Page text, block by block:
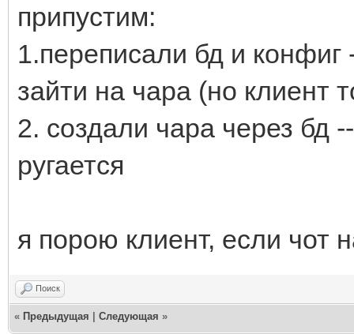
припустим:
1.переписали бд и конфиг
зайти на чара (но клиент
2. создали чара через бд
ругается
я порою клиент, если чот
Поиск
« Предыдущая Следующая »